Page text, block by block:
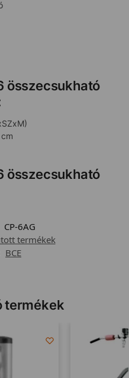
összecsukható
összecsukható
CP-6AG
termékek
BCE
termékek